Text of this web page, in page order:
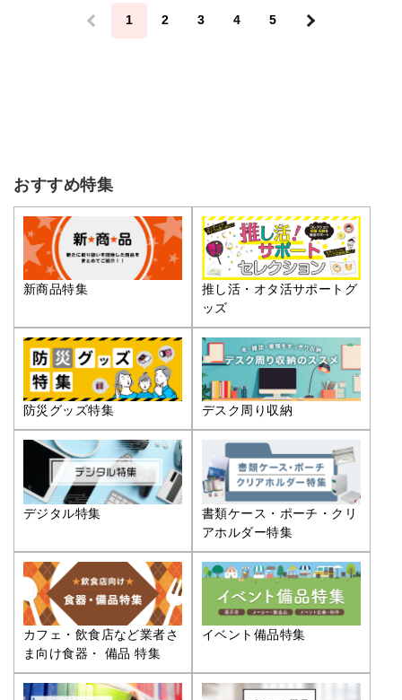
＜ 1 2 3 4 5 ＞
おすすめ特集
新商品特集
推し活・オタ活サポートグ
ッズ
防災グッズ特集 デスク周り収納
デジタル特集
書類ケース・ポーチ・クリ
アホルダー特集
カフェ・飲食店など業者さ
ま向け食器・ 備品 特集
イベント備品特集